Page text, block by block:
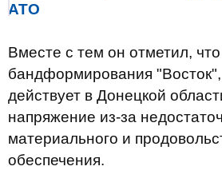
АТО
Вместе с тем он отметил,
бандформирования "Восток",
действует в Донецкой
напряжение из-за
материального и
обеспечения.